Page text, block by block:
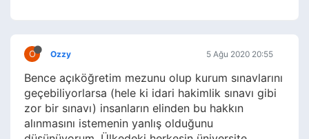
O Ozzy 5 Ağu 2020 20:55
Bence açıköğretim mezunu olup kurum sınavlarını
geçebiliyorlarsa (hele ki idari hakimlik sınavı gibi
zor bir sınavı) insanların elinden bu hakkın
alınmasını istemenin yanlış olduğunu